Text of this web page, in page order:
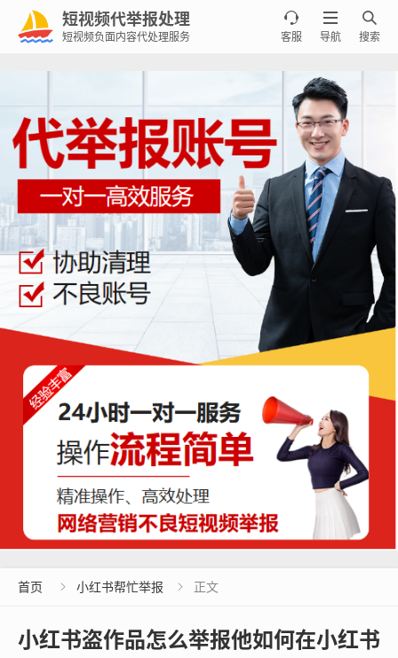
短视频代举报处理
短视频负面内容代处理服务

搜索

导航

客服
首页  小红书帮忙举报  正文
小红书盗作品怎么举报他如何在小红书